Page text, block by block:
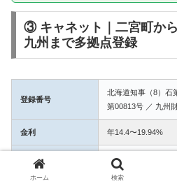
③ キャネット｜二宮町か
九州まで多拠点登録
登録番号
北海道知事（8）石
第00813号 ／ 九州
金利 年14.4〜19.94%
融資額 1万〜50万円
ホーム 検索